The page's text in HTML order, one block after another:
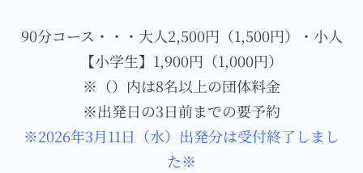
90分コース・・・大人2,500円（1,500円）・小人
【小学生】1,900円（1,000円）
※（）内は8名以上の団体料金
※出発日の3日前までの要予約
※2026年3月11日（水）出発分は受付終了しまし
た※